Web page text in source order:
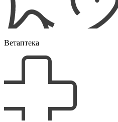
Ветаптека